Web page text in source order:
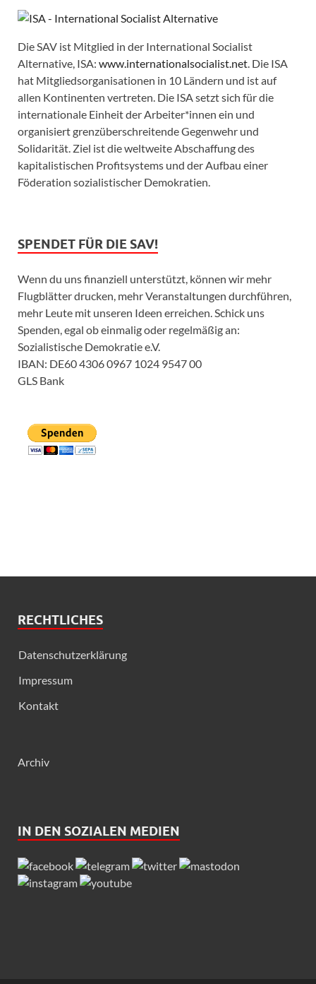
Die SAV ist Mitglied in der International Socialist
Alternative, ISA: www.internationalsocialist.net. Die ISA
hat Mitgliedsorganisationen in 10 Ländern und ist auf
allen Kontinenten vertreten. Die ISA setzt sich für die
internationale Einheit der Arbeiter*innen ein und
organisiert grenzüberschreitende Gegenwehr und
Solidarität. Ziel ist die weltweite Abschaffung des
kapitalistischen Profitsystems und der Aufbau einer
Föderation sozialistischer Demokratien.
SPENDET FÜR DIE SAV!
Wenn du uns finanziell unterstützt, können wir mehr
Flugblätter drucken, mehr Veranstaltungen durchführen,
mehr Leute mit unseren Ideen erreichen. Schick uns
Spenden, egal ob einmalig oder regelmäßig an:
Sozialistische Demokratie e.V.
IBAN: DE60 4306 0967 1024 9547 00
GLS Bank
RECHTLICHES
Datenschutzerklärung
Impressum
Kontakt
Archiv
IN DEN SOZIALEN MEDIEN